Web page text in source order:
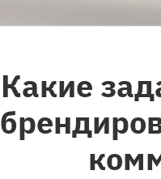
Какие